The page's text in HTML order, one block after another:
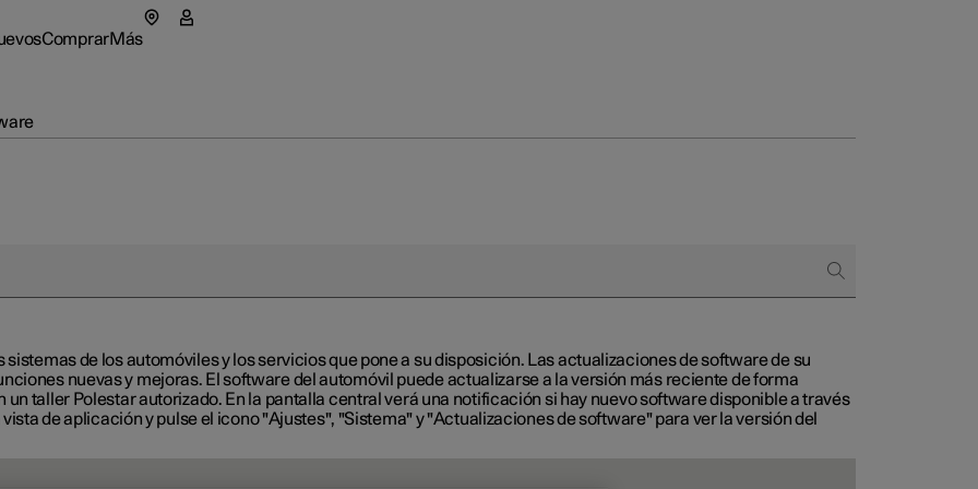
ComprarMás
con entrega rápida
con entrega rápida
con entrega rápida
Polestar 2
Polestar 3
en una nueva ventana)
de Polestar
de los automóviles y los servicios que pone a su disposición. Las actualizaciones de software de su
nuevas y mejoras. El software del automóvil puede actualizarse a la versión más reciente de forma
taller Polestar autorizado. En la pantalla central verá una notificación si hay nuevo software disponible a través
de aplicación y pulse el icono "Ajustes", "Sistema" y "Actualizaciones de software" para ver la versión del